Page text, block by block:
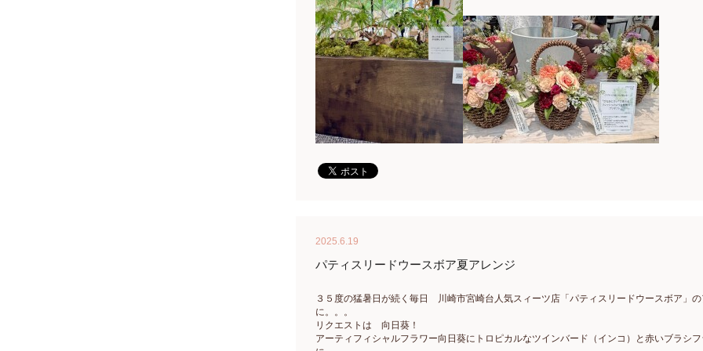
2025.6.19
パティスリードウースボア夏アレンジ
３５度の猛暑日が続く毎日 川崎市宮崎台人気スィーツ店「パティスリードウースボア」
に。。。
リクエストは 向日葵！
アーティフィシャルフラワー向日葵にトロピカルなツインバード（インコ）と赤いブラシフ